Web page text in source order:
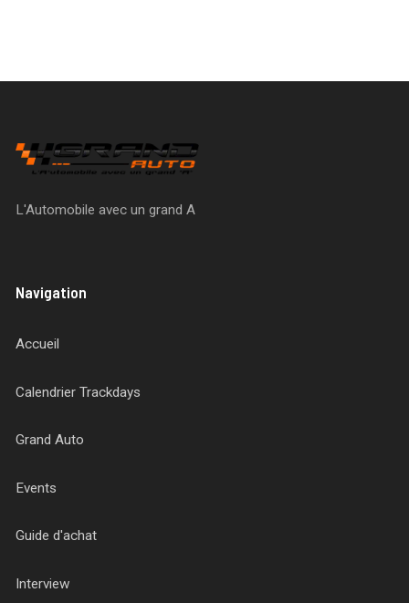
L'Automobile avec un grand A
Navigation
Accueil
Calendrier Trackdays
Grand Auto
Events
Guide d'achat
Interview